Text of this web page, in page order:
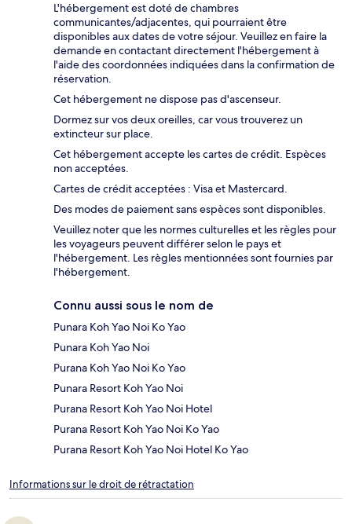
L'hébergement est doté de chambres
communicantes/adjacentes, qui pourraient être
disponibles aux dates de votre séjour. Veuillez en faire la
demande en contactant directement l'hébergement à
l'aide des coordonnées indiquées dans la confirmation de
réservation.
Cet hébergement ne dispose pas d'ascenseur.
Dormez sur vos deux oreilles, car vous trouverez un
extincteur sur place.
Cet hébergement accepte les cartes de crédit. Espèces
non acceptées.
Cartes de crédit acceptées : Visa et Mastercard.
Des modes de paiement sans espèces sont disponibles.
Veuillez noter que les normes culturelles et les règles pour
les voyageurs peuvent différer selon le pays et
l'hébergement. Les règles mentionnées sont fournies par
l'hébergement.
Connu aussi sous le nom de
Punara Koh Yao Noi Ko Yao
Punara Koh Yao Noi
Purana Koh Yao Noi Ko Yao
Punara Resort Koh Yao Noi
Purana Resort Koh Yao Noi Hotel
Purana Resort Koh Yao Noi Ko Yao
Purana Resort Koh Yao Noi Hotel Ko Yao
Informations sur le droit de rétractation